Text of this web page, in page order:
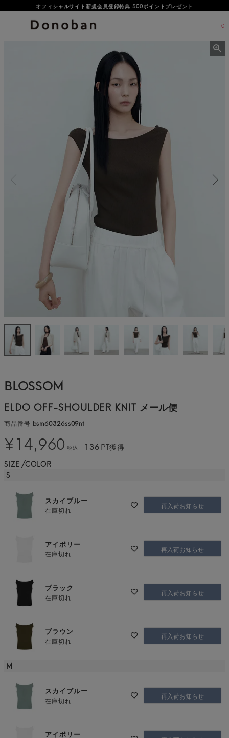
オフィシャルサイト新規会員登録特典 500ポイントプレゼント
0
BLOSSOM
ELDO OFF-SHOULDER KNIT メール便
商品番号 bsm60326ss09nt
¥14,960 税込 136PT獲得
SIZE
COLOR
S
スカイブルー
在庫切れ 再入荷お知らせ
アイボリー
在庫切れ 再入荷お知らせ
ブラック
在庫切れ 再入荷お知らせ
ブラウン
在庫切れ 再入荷お知らせ
M
スカイブルー
在庫切れ 再入荷お知らせ
アイボリー